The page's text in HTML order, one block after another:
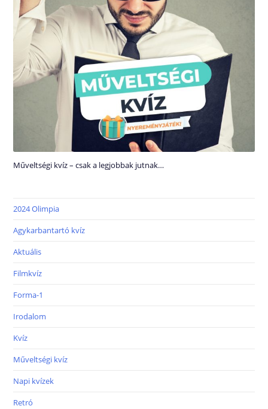
Műveltségi kvíz – csak a legjobbak jutnak…
2024 Olimpia
Agykarbantartó kvíz
Aktuális
Filmkvíz
Forma-1
Irodalom
Kvíz
Műveltségi kvíz
Napi kvízek
Retró